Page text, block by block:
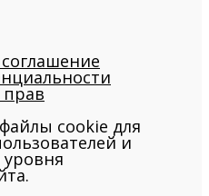
cookie для
и